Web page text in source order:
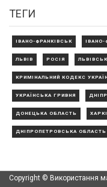
ТЕГИ
ІВАНО-ФРАНКІВСЬК
ЛЬВІВ РОСІЯ
КРИМІНАЛЬНИЙ КОДЕКС
УКРАЇНСЬКА ГРИВНЯ
ДОНЕЦЬКА ОБЛАСТЬ
ДНІПРОПЕТРОВСЬКА ОБЛАСТЬ
Copyright © Використання